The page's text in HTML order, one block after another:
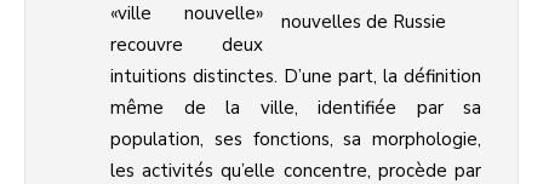
«ville nouvelle»
recouvre deux
intuitions distinctes. D’une part, la définition
même de la ville, identifiée par sa
population, ses fonctions, sa morphologie,
les activités qu’elle concentre, procède par